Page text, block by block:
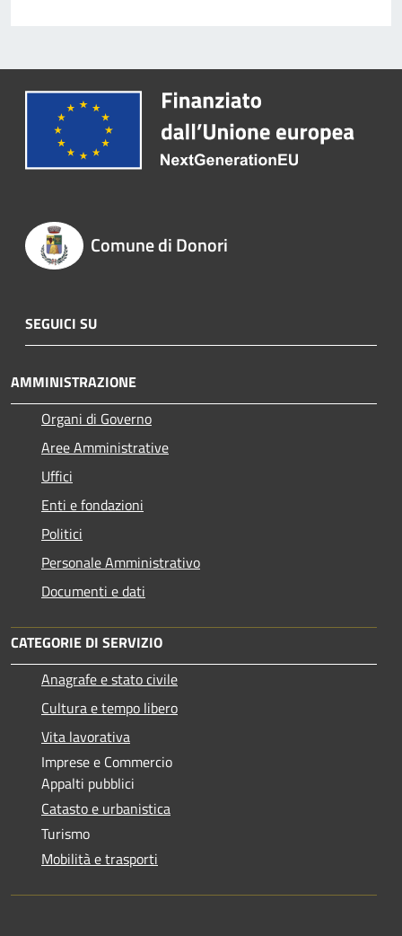
Comune di Donori
SEGUICI SU
AMMINISTRAZIONE
Organi di Governo
Aree Amministrative
Uffici
Enti e fondazioni
Politici
Personale Amministrativo
Documenti e dati
CATEGORIE DI SERVIZIO
Anagrafe e stato civile
Cultura e tempo libero
Vita lavorativa
Imprese e Commercio
Appalti pubblici
Catasto e urbanistica
Turismo
Mobilità e trasporti